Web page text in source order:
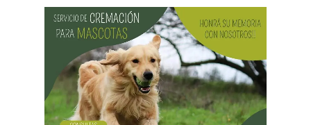
Desde Vialidad Nacional informaron que,durante las
próximas semanas, el operativo de bacheo será